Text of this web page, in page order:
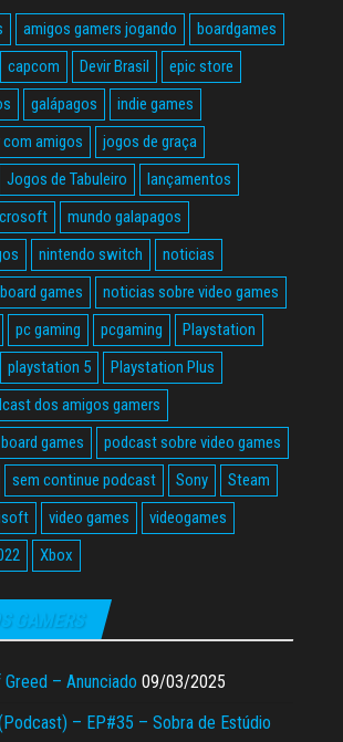
amigos gamers jogando
boardgames
capcom Devir Brasil
epic store
galápagos
indie games
amigos
jogos de graça
Jogos de Tabuleiro
lançamentos
mundo galapagos
nintendo switch
noticias
games
noticias sobre video games
pc gaming pcgaming
Playstation
playstation 5
Playstation Plus
dos amigos gamers
games
podcast sobre video games
sem continue podcast Sony
Steam
video games
videogames
Xbox
GAMERS
– Anunciado 09/03/2025
– EP#35 – Sobra de Estúdio